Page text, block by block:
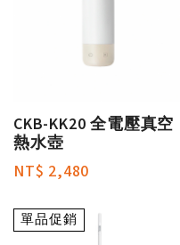
CKB-KK20 全電壓真空
熱水壺
NT$ 2,480
單品促銷